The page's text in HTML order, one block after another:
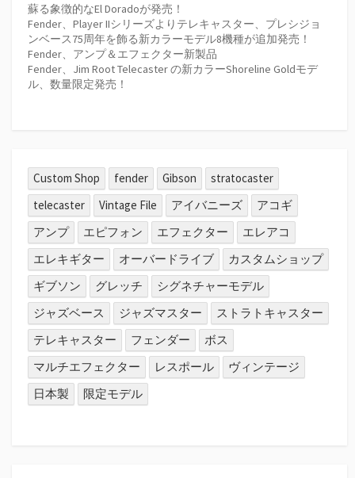
蘇る象徴的なEl Doradoが発売！
Fender、Player IIシリーズよりテレキャスター、プレシジョ
ンベース75周年を飾る新カラーモデル8機種が追加発売！
Fender、アンプ＆エフェクター新製品
Fender、Jim Root Telecaster の新カラーShoreline Goldモデ
ル、数量限定発売！
Custom Shop fender Gibson
stratocaster
telecaster
Vintage File アイバニーズ
アコギ
アンプ
エピフォン エフェクター
エレアコ
エレキギター
オーバードライブ
カスタムショップ
ギブソン
グレッチ
シグネチャーモデル
ジャズベース
ジャズマスター
ストラトキャスター
テレキャスター
フェンダー
ボス
マルチエフェクター
レスポール
ヴィンテージ
日本製
限定モデル